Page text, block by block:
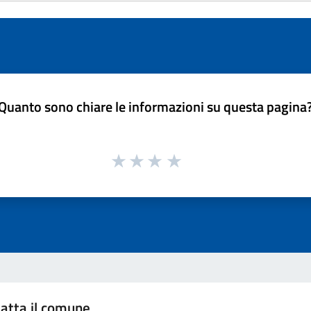
sono chiare le informazioni su questa